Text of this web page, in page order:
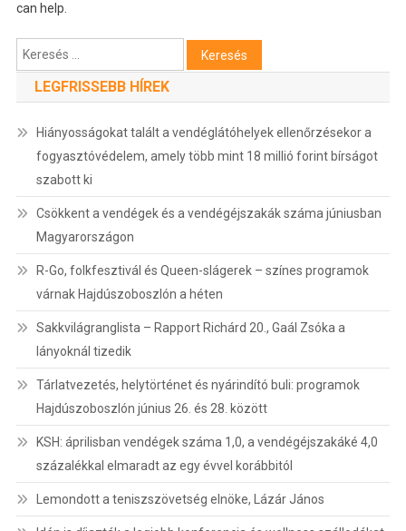
can help.
Keresés:
LEGFRISSEBB HÍREK
Hiányosságokat talált a vendéglátóhelyek ellenőrzésekor a
fogyasztóvédelem, amely több mint 18 millió forint bírságot
szabott ki
Csökkent a vendégek és a vendégéjszakák száma júniusban
Magyarországon
R-Go, folkfesztivál és Queen-slágerek – színes programok
várnak Hajdúszoboszlón a héten
Sakkvilágranglista – Rapport Richárd 20., Gaál Zsóka a
lányoknál tizedik
Tárlatvezetés, helytörténet és nyárindító buli: programok
Hajdúszoboszlón június 26. és 28. között
KSH: áprilisban vendégek száma 1,0, a vendégéjszakáké 4,0
százalékkal elmaradt az egy évvel korábbitól
Lemondott a teniszszövetség elnöke, Lázár János